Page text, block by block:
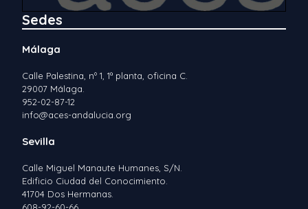
Sedes
Málaga
Calle Palestina, nº 1, 1ª planta, oficina C.
29007 Málaga.
952-02-87-12
info@aces-andalucia.org
Sevilla
Calle Miguel Manaute Humanes, S/N.
Edificio Ciudad del Conocimiento.
41704 Dos Hermanas.
608-92-60-66